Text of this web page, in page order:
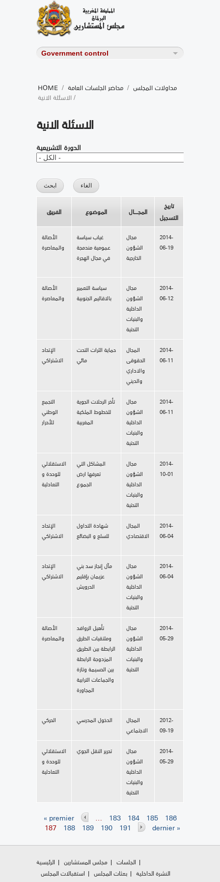
HOME / مداولات المجلس / محاضر الجلسات العامة
/ الاسئلة الانية
الاسئلة الانية
الدورة التشريعية
الفريق الموضوع المجــــال
تاريخ
التسجيل
الأصالة
والمعاصرة
غياب سياسة
عمومية مندمجة
في مجال الهجرة
مجال
الشؤون
الخارجية
2014-
06-19
الأصالة
والمعاصرة
سياسة التعمير
بالاقاليم الجنوبية
مجال
الشؤون
الداخلية
والبنيات
التحتية
2014-
06-12
الإتحاد
الاشتراكي
حماية الثرات التحت
مائي
المجال
الحقوقى
والاداري
والديني
2014-
06-11
التجمع
الوطني
للأحرار
تأخر الرحلات الجوية
للخطوط الملكية
المغربية
مجال
الشؤون
الداخلية
والبنيات
التحتية
2014-
06-11
الاستقلالي
للوحدة و
التعادلية
المشاكل التي
تعرفها ارض
الجموع
مجال
الشؤون
الداخلية
والبنيات
التحتية
2014-
10-01
الإتحاد
الاشتراكي
شهادة التداول
للسلع و البضائع
المجال
الاقتصادي
2014-
06-04
الإتحاد
الاشتراكي
مآل إنجاز سد بني
عزيمان بإقليم
الدرويش
مجال
الشؤون
الداخلية
والبنيات
التحتية
2014-
06-04
الأصالة
والمعاصرة
تأهيل الروافد
وملتقيات الطرق
الرابطة بين الطريق
المزدوجة الرابطة
بين الحسيمة وتازة
والجماعات الترابية
المجاورة
مجال
الشؤون
الداخلية
والبنيات
التحتية
2014-
05-29
الحركي الدخول المدرسي
المجال
الاجتماعي
2012-
09-19
الاستقلالي
للوحدة و
التعادلية
تحرير النقل الجوي
مجال
الشؤون
الداخلية
والبنيات
التحتية
2014-
05-29
Pages
« premier … 183 184 185 186
187 188 189 190 191 dernier »
الرئيسية مجلس المستشارين
الجلسات
استقبالات المجلس
بعثات المجلس
النشرة الداخلية